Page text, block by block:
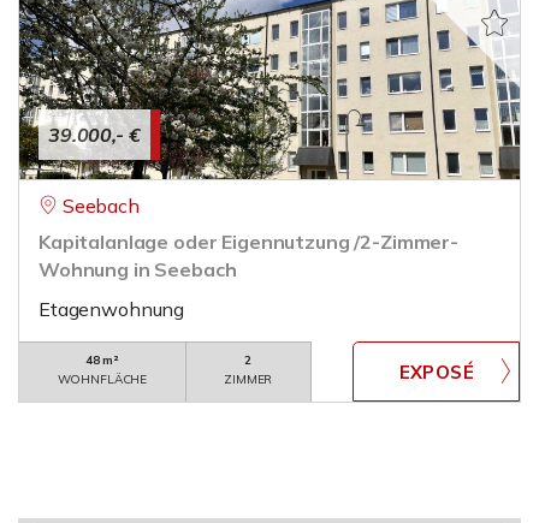
39.000,- €
Seebach
Kapitalanlage oder Eigennutzung /2-Zimmer-
Wohnung in Seebach
Etagenwohnung
48 m²
WOHNFLÄCHE
2
ZIMMER